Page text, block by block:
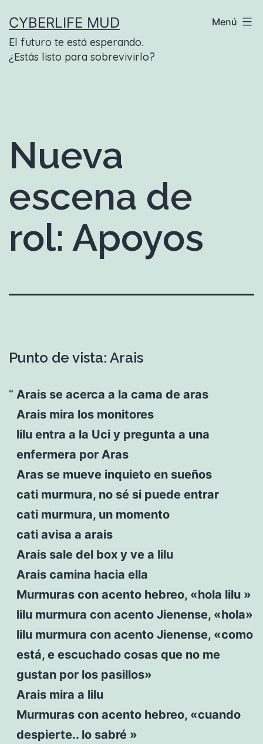
contenido
CYBERLIFE MUD
El futuro te está esperando.
¿Estás listo para sobrevivirlo?
Menú
Nueva
escena de
rol: Apoyos
Punto de vista: Arais
Arais se acerca a la cama de aras
Arais mira los monitores
lilu entra a la Uci y pregunta a una
enfermera por Aras
Aras se mueve inquieto en sueños
cati murmura, no sé si puede entrar
cati murmura, un momento
cati avisa a arais
Arais sale del box y ve a lilu
Arais camina hacia ella
Murmuras con acento hebreo, «hola lilu »
lilu murmura con acento Jienense, «hola»
lilu murmura con acento Jienense, «como
está, e escuchado cosas que no me
gustan por los pasillos»
Arais mira a lilu
Murmuras con acento hebreo, «cuando
despierte.. lo sabré »